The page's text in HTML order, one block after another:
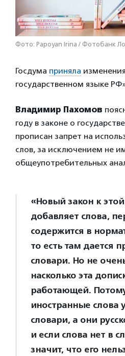
Фото: Papoyan Irina / Фотобанк
Госдума приняла
государственном языке
Владимир Пахомов
году в законе о
прописан запрет на
слов, за исключением не
общеупотребительных
«Новый закон к
добавляет слова,
содержится в
то есть там дается
словари. Но не
насколько эта
работающей.
иностранные слова
словари, а они
и если слова нет в
значит, что его